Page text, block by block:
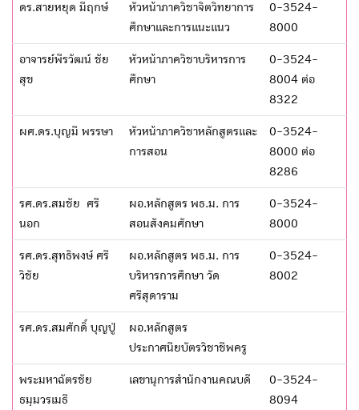
ดร.สายหยุด มีฤกษ์
หัวหน้าภาควิชาจิตวิทยาการ
ศึกษาและการแนะแนว
0-3524-
8000
อาจารย์พีรวัฒน์ ชัย
สุข
หัวหน้าภาควิชาบริหารการ
ศึกษา
0-3524-
8004 ต่อ
8322
ผศ.ดร.บุญมี พรรษา
หัวหน้าภาควิชาหลักสูตรและ
การสอน
0-3524-
8000 ต่อ
8286
รศ.ดร.สมชัย ศรี
นอก
ผอ.หลักสูตร พธ.ม. การ
สอนสังคมศักษา
0-3524-
8000
รศ.ดร.สุทธิพงษ์ ศรี
วิชัย
ผอ.หลักสูตร พธ.ม. การ
บริหารการศึกษา วัด
ศรีสุดาราม
0-3524-
8002
รศ.ดร.สมศักดิ์ บุญปู่
ผอ.หลักสูตร
ประกาศนียบัตรวิชาชีพครู
พระมหาฉัตรชัย
ธมฺมวรเมธี
เลขานุการสำนักงานคณบดี
0-3524-
8094